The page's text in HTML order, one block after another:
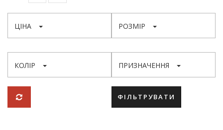
ЦІНА РОЗМІР
КОЛІР ПРИЗНАЧЕННЯ
ФІЛЬТРУВАТИ